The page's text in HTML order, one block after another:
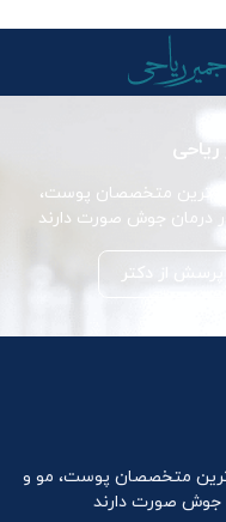
ریاحی
متخصصان پوست،
درمان جوش صورت دارند
پرسش از دکتر
متخصصان پوست، مو و
جوش صورت دارند